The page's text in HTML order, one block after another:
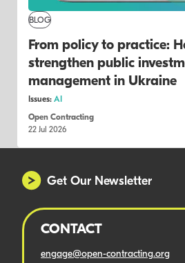
BLOG
From policy to practice:
strengthen public
management in Ukraine
Issues: AI
Open Contracting
22 Jul 2026
Get Our Newsletter
CONTACT
engage@open-contracting.org